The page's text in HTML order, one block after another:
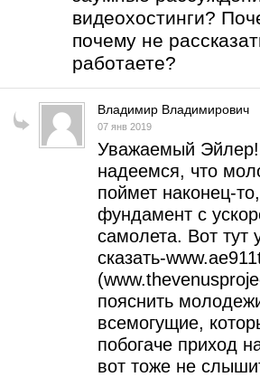
видеохостинги?
почему не
работаете?
Владимир Владимирович
07 янв 2019
Уважаемый
надеемся, что
поймет наконец-
фундамент с
самолета. Вот
сказать-
пояснить
всемогущие,
побогаче приход
вот тоже не